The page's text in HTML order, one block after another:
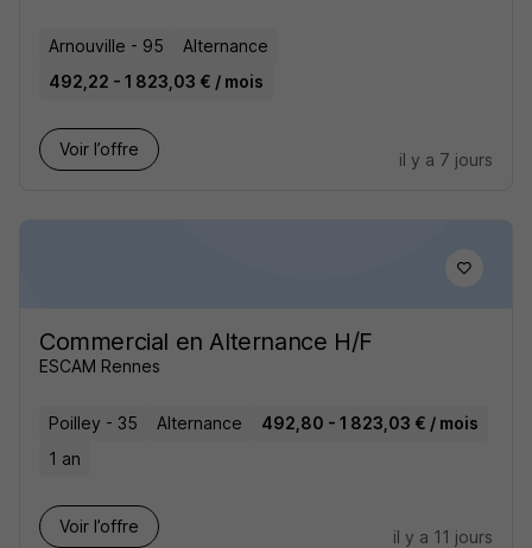
Arnouville - 95
Alternance
492,22 - 1 823,03 € / mois
Voir l’offre
il y a 7 jours
Commercial en Alternance H/F
ESCAM Rennes
Poilley - 35 Alternance
492,80 - 1 823,03 € / mois
1 an
Voir l’offre
il y a 11 jours